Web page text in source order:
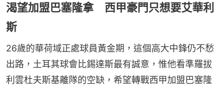
渴望加盟巴塞隆拿 西甲豪門只想要艾華利
斯
26歲的華荷域正處球員黃金期，這個高大中鋒仍不愁
出路，土耳其球會比錫達斯最有誠意，惟他看準羅拔
利雲杜夫斯基離隊的空缺，希望轉戰西甲加盟巴塞隆